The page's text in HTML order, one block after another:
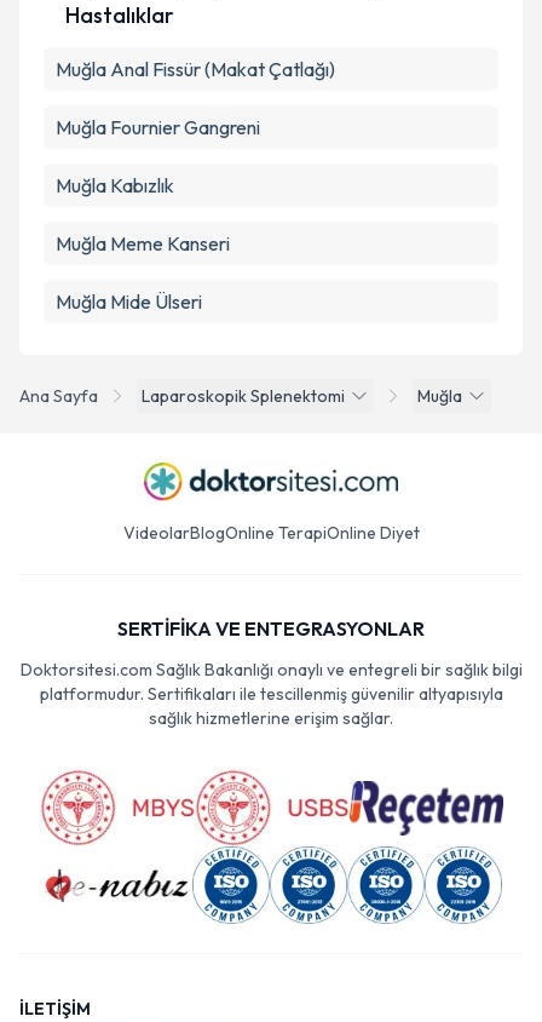
Ana Sayfa Laparoskopik Splenektomi Muğla
Hastalıklar
Muğla Anal Fissür (Makat Çatlağı)
Muğla Fournier Gangreni
Muğla Kabızlık
Muğla Meme Kanseri
Muğla Mide Ülseri
VideolarBlogOnline TerapiOnline Diyet
SERTİFİKA VE ENTEGRASYONLAR
Doktorsitesi.com Sağlık Bakanlığı onaylı ve entegreli bir sağlık bilgi
platformudur. Sertifikaları ile tescillenmiş güvenilir altyapısıyla
sağlık hizmetlerine erişim sağlar.
İLETİŞİM